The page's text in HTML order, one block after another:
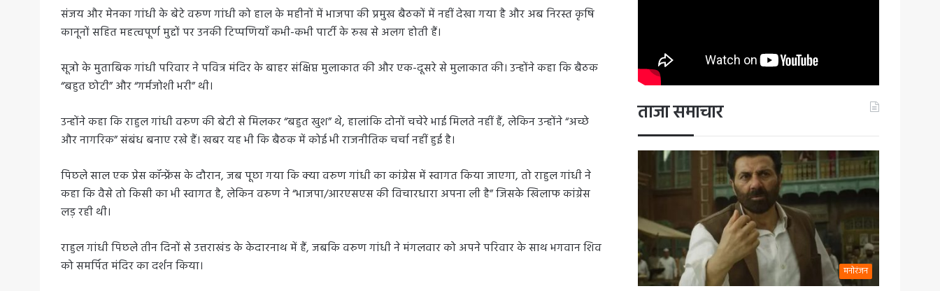
संजय और मेनका गांधी के बेटे वरुण गांधी को हाल के महीनों में भाजपा की प्रमुख बैठकों में नहीं देखा गया है और अब निरस्त कृषि
कानूनों सहित महत्वपूर्ण मुद्दों पर उनकी टिप्पणियाँ कभी-कभी पार्टी के रुख से अलग होती हैं।
सूत्रो के मुताबिक गांधी परिवार ने पवित्र मंदिर के बाहर संक्षिप्त मुलाकात की और एक-दूसरे से मुलाकात की। उन्होंने कहा कि बैठक
“बहुत छोटी” और “गर्मजोशी भरी” थी।
उन्होंने कहा कि राहुल गांधी वरुण की बेटी से मिलकर “बहुत खुश” थे, हालांकि दोनों चचेरे भाई मिलते नहीं हैं, लेकिन उन्होंने “अच्छे
और नागरिक” संबंध बनाए रखे हैं। खबर यह भी कि बैठक में कोई भी राजनीतिक चर्चा नहीं हुई है।
पिछले साल एक प्रेस कॉन्फ्रेंस के दौरान, जब पूछा गया कि क्या वरुण गांधी का कांग्रेस में स्वागत किया जाएगा, तो राहुल गांधी ने
कहा कि वैसे तो किसी का भी स्वागत है, लेकिन वरुण ने “भाजपा/आरएसएस की विचारधारा अपना ली है” जिसके खिलाफ कांग्रेस
लड़ रही थी।
राहुल गांधी पिछले तीन दिनों से उत्तराखंड के केदारनाथ में हैं, जबकि वरुण गांधी ने मंगलवार को अपने परिवार के साथ भगवान शिव
को समर्पित मंदिर का दर्शन किया।
ताजा समाचार
मनोरंजन